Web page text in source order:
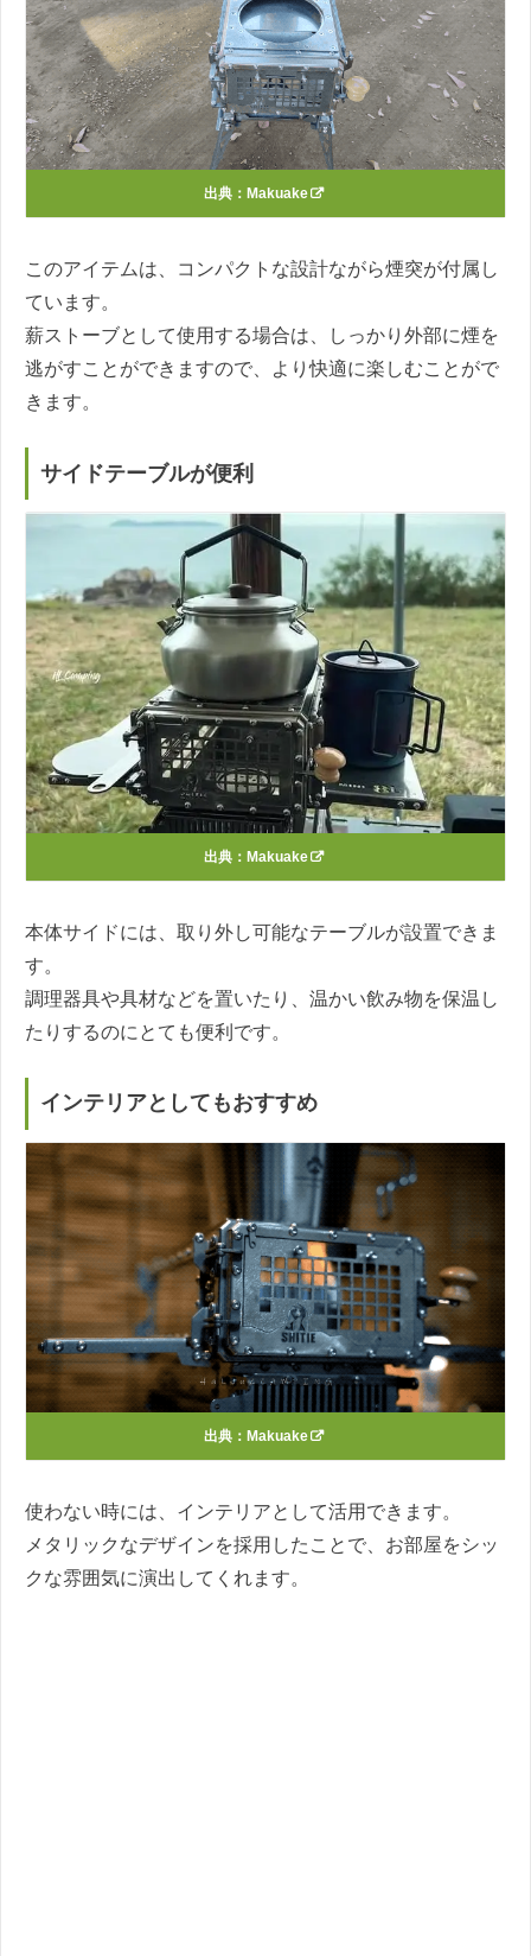
出典： Makuake
このアイテムは、コンパクトな設計ながら煙突が付属し
ています。
薪ストーブとして使用する場合は、しっかり外部に煙を
逃がすことができますので、より快適に楽しむことがで
きます。
サイドテーブルが便利
出典： Makuake
本体サイドには、取り外し可能なテーブルが設置できま
す。
調理器具や具材などを置いたり、温かい飲み物を保温し
たりするのにとても便利です。
インテリアとしてもおすすめ
出典： Makuake
使わない時には、インテリアとして活用できます。
メタリックなデザインを採用したことで、お部屋をシッ
クな雰囲気に演出してくれます。